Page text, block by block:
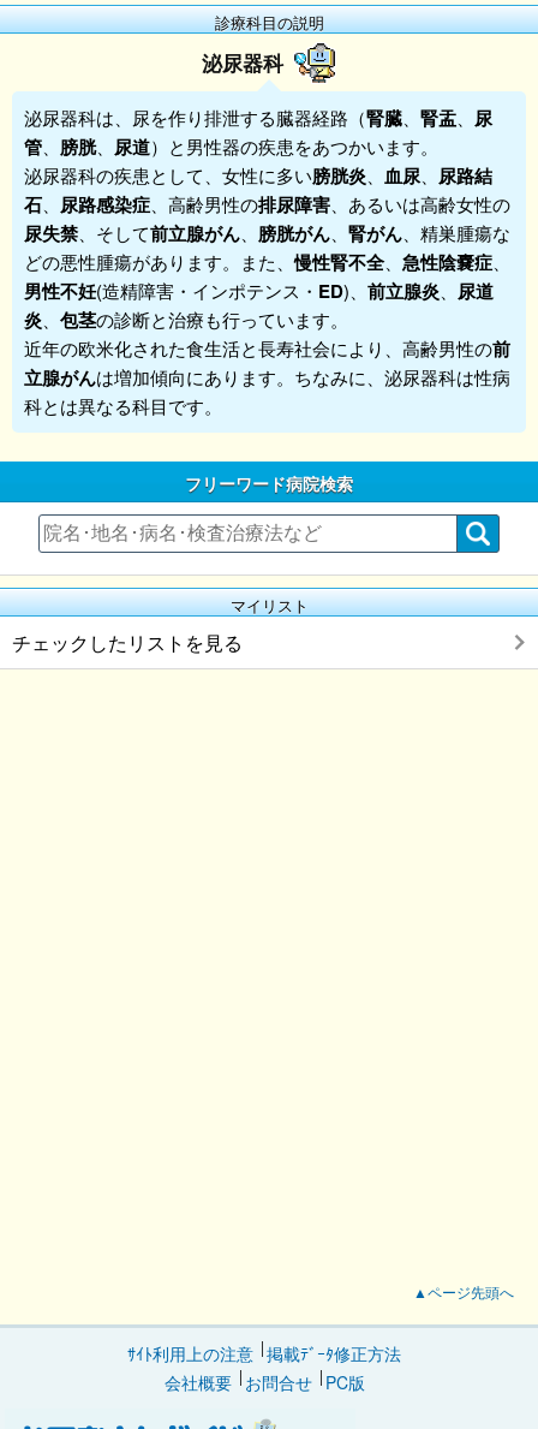
診療科目の説明
泌尿器科
泌尿器科は、尿を作り排泄する臓器経路（腎臓 腎盂
尿
管
膀胱、 尿道）と男性器の疾患をあつかいます。
泌尿器科の疾患として、女性に多い膀胱炎 血尿
尿路結
石
尿路感染症 、高齢男性の排尿障害 、あるいは高齢女性の
尿失禁 、そして前立腺がん 膀胱がん 腎がん 、精巣腫瘍な
どの悪性腫瘍があります。また、慢性腎不全、 急性陰嚢症
男性不妊(造精障害・インポテンス・ ED)、 前立腺炎
尿道
炎
包茎の診断と治療も行っています。
近年の欧米化された食生活と長寿社会により、高齢男性の前
立腺がんは増加傾向にあります。ちなみに、泌尿器科は性病
科とは異なる科目です。
フリーワード病院検索
マイリスト
チェックしたリストを見る
▲ページ先頭へ
ｻｲﾄ利用上の注意 掲載ﾃﾞｰﾀ修正方法
会社概要
お問合せ PC版